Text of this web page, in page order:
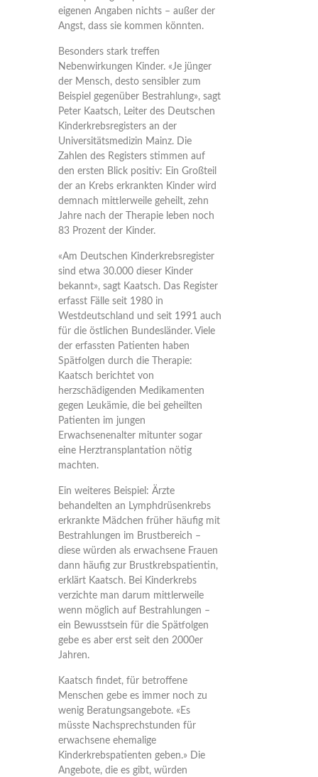
eigenen Angaben nichts – außer der
Angst, dass sie kommen könnten.
Besonders stark treffen
Nebenwirkungen Kinder. «Je jünger
der Mensch, desto sensibler zum
Beispiel gegenüber Bestrahlung», sagt
Peter Kaatsch, Leiter des Deutschen
Kinderkrebsregisters an der
Universitätsmedizin Mainz. Die
Zahlen des Registers stimmen auf
den ersten Blick positiv: Ein Großteil
der an Krebs erkrankten Kinder wird
demnach mittlerweile geheilt, zehn
Jahre nach der Therapie leben noch
83 Prozent der Kinder.
«Am Deutschen Kinderkrebsregister
sind etwa 30.000 dieser Kinder
bekannt», sagt Kaatsch. Das Register
erfasst Fälle seit 1980 in
Westdeutschland und seit 1991 auch
für die östlichen Bundesländer. Viele
der erfassten Patienten haben
Spätfolgen durch die Therapie:
Kaatsch berichtet von
herzschädigenden Medikamenten
gegen Leukämie, die bei geheilten
Patienten im jungen
Erwachsenenalter mitunter sogar
eine Herztransplantation nötig
machten.
Ein weiteres Beispiel: Ärzte
behandelten an Lymphdrüsenkrebs
erkrankte Mädchen früher häufig mit
Bestrahlungen im Brustbereich –
diese würden als erwachsene Frauen
dann häufig zur Brustkrebspatientin,
erklärt Kaatsch. Bei Kinderkrebs
verzichte man darum mittlerweile
wenn möglich auf Bestrahlungen –
ein Bewusstsein für die Spätfolgen
gebe es aber erst seit den 2000er
Jahren.
Kaatsch findet, für betroffene
Menschen gebe es immer noch zu
wenig Beratungsangebote. «Es
müsste Nachsprechstunden für
erwachsene ehemalige
Kinderkrebspatienten geben.» Die
Angebote, die es gibt, würden